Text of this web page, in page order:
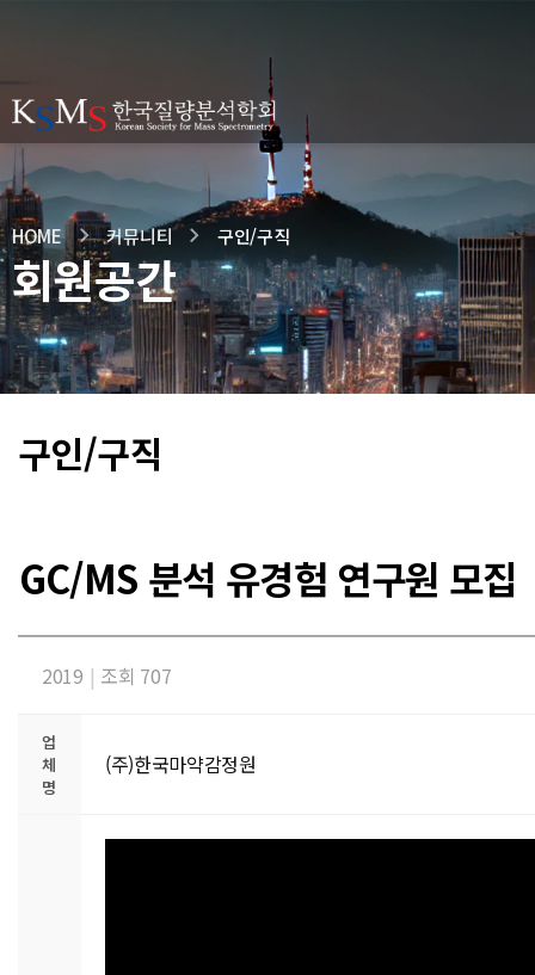
HOME 커뮤니티 구인/구직
회원공간
구인/구직
GC/MS 분석 유경험 연구원 모집
2019 | 조회 707
업
체
명
(주)한국마약감정원